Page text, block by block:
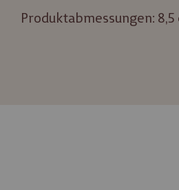
Produktabmessungen: 8,5